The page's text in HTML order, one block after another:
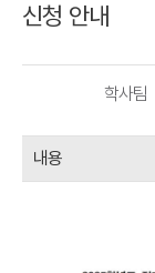
신청 안내
작학사팀
내용